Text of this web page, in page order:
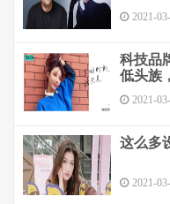
2021-
科技品
低头族
2021-
这么多
2021-